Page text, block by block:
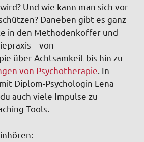
Und wie kann man sich vor
Daneben gibt es ganz
in den Methodenkoffer und
– von
über Achtsamkeit bis hin zu
von Psychotherapie. In
Diplom-Psychologin Lena
auch viele Impulse zu
Tools.